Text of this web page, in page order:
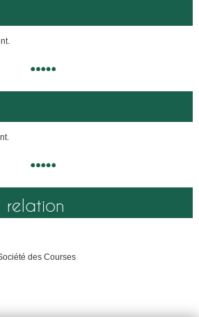
relation
des Courses